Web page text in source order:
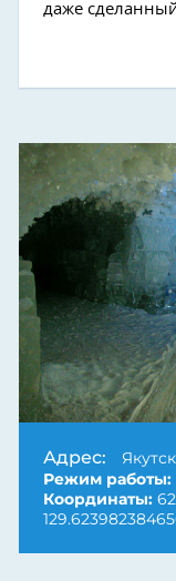
даже
Адрес:
Режим работы:
Координаты: